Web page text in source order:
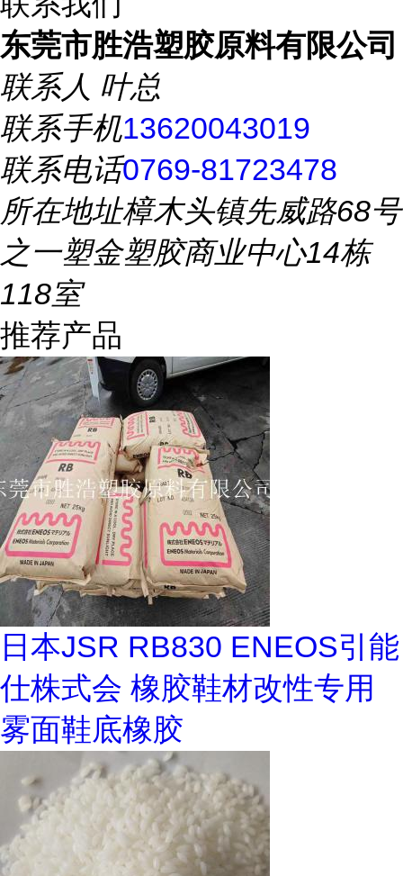
东莞市胜浩塑胶原料有限公司
联系人 叶总
联系手机13620043019
联系电话0769-81723478
所在地址樟木头镇先威路68号
之一塑金塑胶商业中心14栋
118室
推荐产品
日本JSR RB830 ENEOS引能
仕株式会 橡胶鞋材改性专用
雾面鞋底橡胶